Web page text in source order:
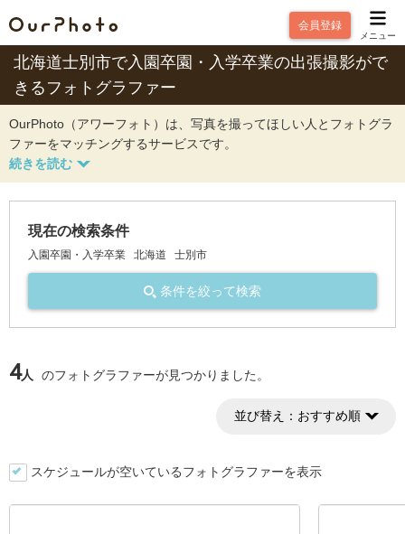
会員登録
メニュー
北海道士別市で入園卒園・入学卒業の出張撮影がで
きるフォトグラファー
OurPhoto（アワーフォト）は、写真を撮ってほしい人とフォトグラ
ファーをマッチングするサービスです。
現在の検索条件
入園卒園・入学卒業 北海道 士別市
条件を絞って検索
4人 のフォトグラファーが見つかりました。
並び替え： おすすめ順
スケジュールが空いているフォトグラファーを表示